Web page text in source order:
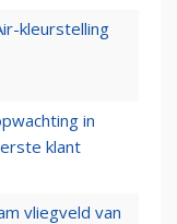
kleurstelling
in
klant
vliegveld van